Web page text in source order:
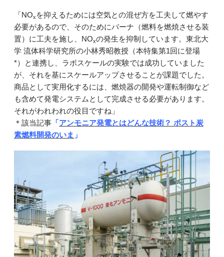
「NOx を抑えるためには空気との混ぜ方を工夫して燃やす
必要があるので、そのためにバーナ（燃料を燃焼させる装
置）に工夫を施し、NOxの発生を抑制しています。東北大
学 流体科学研究所の小林秀昭教授（本特集第1回に登場
*）と連携し、ラボスケールの実験では成功していました
が、それを基にスケールアップさせることが課題でした。
商品として実用化するには、燃焼器の開発や運転制御など
も含めて発電システムとして完成させる必要があります。
それがわれわれの役目ですね」
＊該当記事 「アンモニア発電とはどんな技術？ ポスト炭
素燃料開発のいま 」